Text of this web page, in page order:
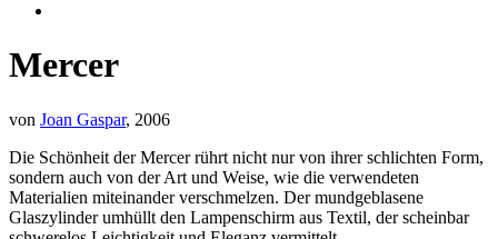
Mercer
von Joan Gaspar, 2006
Die Schönheit der Mercer rührt nicht nur von ihrer schlichten Form,
sondern auch von der Art und Weise, wie die verwendeten
Materialien miteinander verschmelzen. Der mundgeblasene
Glaszylinder umhüllt den Lampenschirm aus Textil, der scheinbar